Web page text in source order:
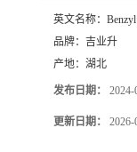
英文名称：
品牌： 吉业升
产地： 湖北
发布日期： 2024-
更新日期： 2026-